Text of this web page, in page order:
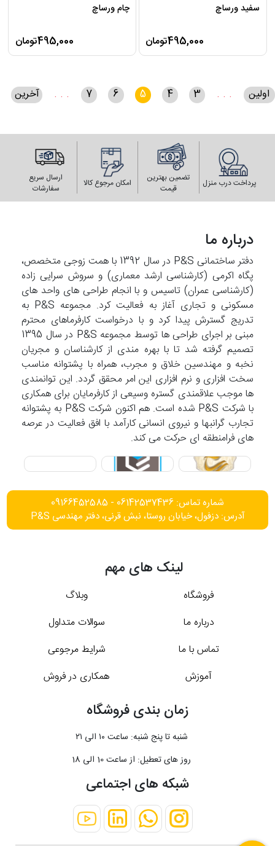
سفید ورساچ
495,000تومان
چام ورساچ
495,000تومان
اولین . . .
3
4
5
6
7
. . . آخرین
پرداخت درب منزل
تضمین بهترین
قیمت
امکان مرجوع کالا
ارسال سریع
سفارشات
درباره ما
دفتر ساختمانی P&S در سال 1392 با همت زوجی متخصص،
پگاه اکرمی (کارشناسی ارشد معماری) و سروش سرایی زاده
(کارشناسی عمران) تاسیس و با انجام طراحی های واحد های
مسکونی و تجاری آغاز به فعالیت کرد. مجموعه P&S به
تدریج گسترش پیدا کرد و با درخواست کارفرماهای محترم
مبنی بر اجرای طراحی ها توسط مجموعه P&S در سال 1395
تصمیم گرفته شد تا با بهره مندی از کارشناسان و مجریان
نخبه و مهندسین خلاق و مجرب، همراه با پشتوانه مناسب
سخت افزاری و نرم افزاری این امر محقق گردد. این توانمندی
ها موجب علاقمندی گستره وسیعی از کارفرمایان برای همکاری
با شرکت P&S شده است. هم اکنون شرکت P&S به پشتوانه
تجارب گرانبها و نیروی انسانی کارآمد با افق فعالیت در عرصه
های فرامنطقه ای حرکت می کند.
شماره تماس: 06142537436 - 09166452585
آدرس: دزفول، خیابان روستا، نبش قرنی، دفتر مهندسی P&S
لینک های مهم
فروشگاه
وبلاگ
درباره ما
سوالات متداول
تماس با ما
شرایط مرجوعی
آموزش
همکاری در فروش
زمان بندی فروشگاه
شنبه تا پنج شنبه: ساعت ۱۰ الی ۲۱
روز های تعطیل: از ساعت 10 الی 18
شبکه های اجتماعی